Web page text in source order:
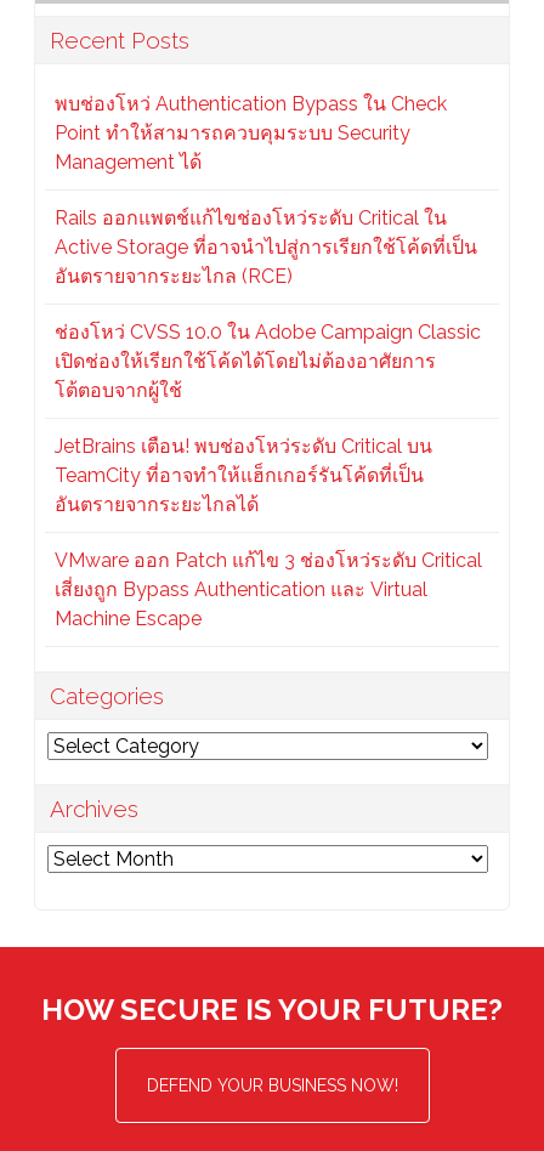
Recent Posts
พบช่องโหว่ Authentication Bypass ใน Check
Point ทำให้สามารถควบคุมระบบ Security
Management ได้
Rails ออกแพตช์แก้ไขช่องโหว่ระดับ Critical ใน
Active Storage ที่อาจนำไปสู่การเรียกใช้โค้ดที่เป็น
อันตรายจากระยะไกล (RCE)
ช่องโหว่ CVSS 10.0 ใน Adobe Campaign Classic
เปิดช่องให้เรียกใช้โค้ดได้โดยไม่ต้องอาศัยการ
โต้ตอบจากผู้ใช้
JetBrains เตือน! พบช่องโหว่ระดับ Critical บน
TeamCity ที่อาจทำให้แฮ็กเกอร์รันโค้ดที่เป็น
อันตรายจากระยะไกลได้
VMware ออก Patch แก้ไข 3 ช่องโหว่ระดับ Critical
เสี่ยงถูก Bypass Authentication และ Virtual
Machine Escape
Categories
Categories
Archives
Archives
HOW SECURE IS YOUR FUTURE?
DEFEND YOUR BUSINESS NOW!